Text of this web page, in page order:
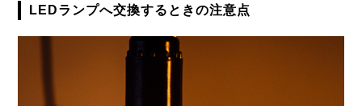
LEDランプへ交換するときの注意点